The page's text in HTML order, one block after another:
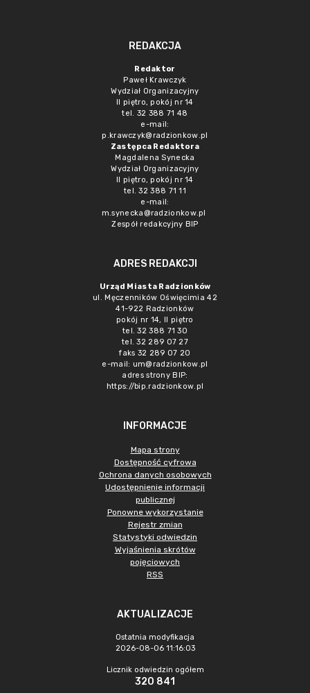
REDAKCJA
Redaktor
Paweł Krawczyk
Wydział Organizacyjny
II piętro, pokój nr 14
tel. 32 388 71 48
e-mail:
p.krawczyk@radzionkow.pl
Zastępca Redaktora
Magdalena Synecka
Wydział Organizacyjny
II piętro, pokój nr 14
tel. 32 388 71 11
e-mail:
m.synecka@radzionkow.pl
Zespół redakcyjny BIP
ADRES REDAKCJI
Urząd Miasta Radzionków
ul. Męczenników Oświęcimia 42
41-922 Radzionków
pokój nr 14, II piętro
tel. 32 388 71 30
tel. 32 289 07 27
faks 32 289 07 20
e-mail: um@radzionkow.pl
adres strony BIP:
https://bip.radzionkow.pl
INFORMACJE
Mapa strony
Dostępność cyfrowa
Ochrona danych osobowych
Udostępnienie informacji
publicznej
Ponowne wykorzystanie
Rejestr zmian
Statystyki odwiedzin
Wyjaśnienia skrótów
pojęciowych
RSS
AKTUALIZACJE
Ostatnia modyfikacja
2026-08-06 11:16:03
Licznik odwiedzin ogółem
320 841